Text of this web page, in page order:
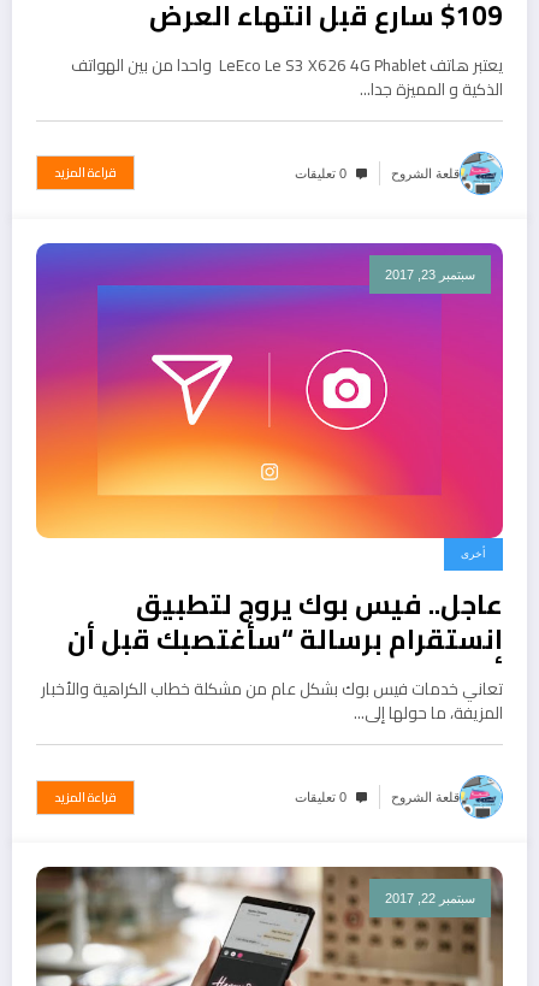
109$ سارع قبل انتهاء العرض
يعتبر هاتف LeEco Le S3 X626 4G Phablet واحدا من بين الهواتف
الذكية و المميزة جدا…
قلعة الشروح 0 تعليقات قراءة المزيد
سبتمبر 23, 2017
أخرى
عاجل.. فيس بوك يروج لتطبيق
انستقرام برسالة “سأغتصبك قبل أن
أقتلك”
تعاني خدمات فيس بوك بشكل عام من مشكلة خطاب الكراهية والأخبار
المزيفة، ما حولها إلى…
قلعة الشروح 0 تعليقات قراءة المزيد
سبتمبر 22, 2017